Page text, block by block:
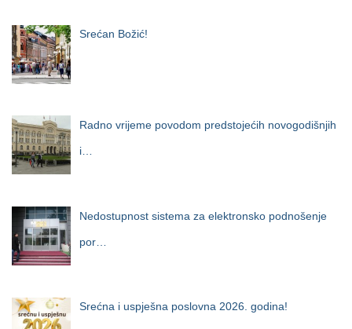
Srećan Božić!
Radno vrijeme povodom predstojećih novogodišnjih
i…
Nedostupnost sistema za elektronsko podnošenje
por…
Srećna i uspješna poslovna 2026. godina!